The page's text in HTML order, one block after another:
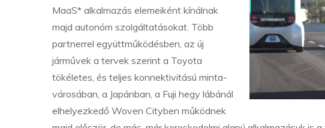
MaaS* alkalmazás elemeiként kínálnak
majd autonóm szolgáltatásokat. Több
partnerrel együttműködésben, az új
járművek a tervek szerint a Toyota
tökéletes, és teljes konnektivitású minta-
városában, a Japánban, a Fuji hegy lábánál
elhelyezkedő Woven Cityben működnek